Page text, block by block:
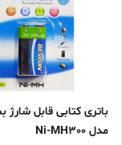
باتری کتابی قابل شارژ
مدل Ni-MH300